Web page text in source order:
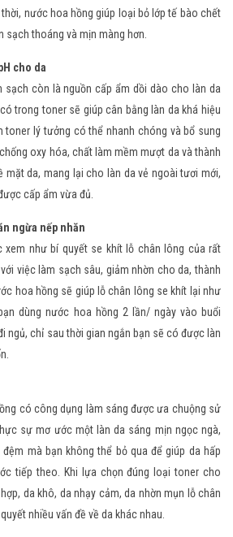
nước hoa hồng giúp loại bỏ lớp tế bào chết
sạch thoáng và mịn màng hơn.
cho da
sạch còn là nguồn cấp ẩm dồi dào cho làn da
trong toner sẽ giúp cân bằng làn da khá hiệu
toner lý tưởng có thể nhanh chóng và bổ sung
oxy hóa, chất làm mềm mượt da và thành
mặt da, mang lại cho làn da vẻ ngoài tươi mới,
cấp ẩm vừa đủ.
ngừa nếp nhăn
xem như bí quyết se khít lỗ chân lông của rất
việc làm sạch sâu, giảm nhờn cho da, thành
hoa hồng sẽ giúp lỗ chân lông se khít lại như
dùng nước hoa hồng 2 lần/ ngày vào buổi
ngủ, chỉ sau thời gian ngắn bạn sẽ có được làn
có công dụng làm sáng được ưa chuộng sử
sự mơ ước một làn da sáng mịn ngọc ngà,
mà bạn không thể bỏ qua để giúp da hấp
tiếp theo. Khi lựa chọn đúng loại toner cho
da khô, da nhạy cảm, da nhờn mụn lỗ chân
nhiều vấn đề về da khác nhau.